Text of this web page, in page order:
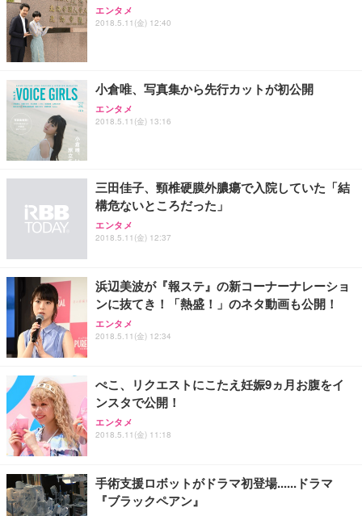
エンタメ
2018.5.11(金) 12:40
小倉唯、写真集から先行カットが初公開
エンタメ
2018.5.11(金) 13:16
三田佳子、頸椎硬膜外膿瘍で入院していた「結
構危ないところだった」
エンタメ
2018.5.11(金) 12:37
浜辺美波が『報ステ』の新コーナーナレーショ
ンに抜てき！「熱盛！」のネタ動画も公開！
エンタメ
2018.5.11(金) 12:34
ぺこ、リクエストにこたえ妊娠9ヵ月お腹をイ
ンスタで公開！
エンタメ
2018.5.11(金) 11:18
手術支援ロボットがドラマ初登場......ドラマ
『ブラックペアン』